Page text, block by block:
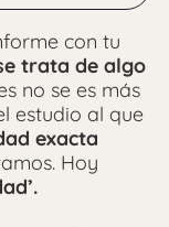
con tu
trata de algo
no se es más
estudio al que
exacta
Hoy